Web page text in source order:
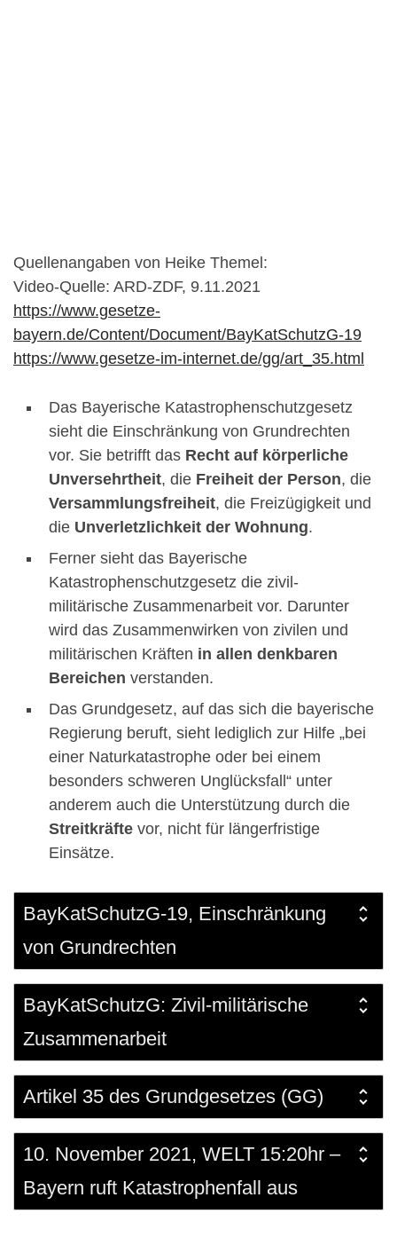
Quellenangaben von Heike Themel:
Video-Quelle: ARD-ZDF, 9.11.2021
https://www.gesetze-
bayern.de/Content/Document/BayKatSchutzG-19
https://www.gesetze-im-internet.de/gg/art_35.html
Das Bayerische Katastrophenschutzgesetz
sieht die Einschränkung von Grundrechten
vor. Sie betrifft das Recht auf körperliche
Unversehrtheit, die Freiheit der Person, die
Versammlungsfreiheit, die Freizügigkeit und
die Unverletzlichkeit der Wohnung.
Ferner sieht das Bayerische
Katastrophenschutzgesetz die zivil-
militärische Zusammenarbeit vor. Darunter
wird das Zusammenwirken von zivilen und
militärischen Kräften in allen denkbaren
Bereichen verstanden.
Das Grundgesetz, auf das sich die bayerische
Regierung beruft, sieht lediglich zur Hilfe „bei
einer Naturkatastrophe oder bei einem
besonders schweren Unglücksfall“ unter
anderem auch die Unterstützung durch die
Streitkräfte vor, nicht für längerfristige
Einsätze.
BayKatSchutzG-19, Einschränkung
von Grundrechten
BayKatSchutzG: Zivil-militärische
Zusammenarbeit
Artikel 35 des Grundgesetzes (GG)
10. November 2021, WELT 15:20hr –
Bayern ruft Katastrophenfall aus